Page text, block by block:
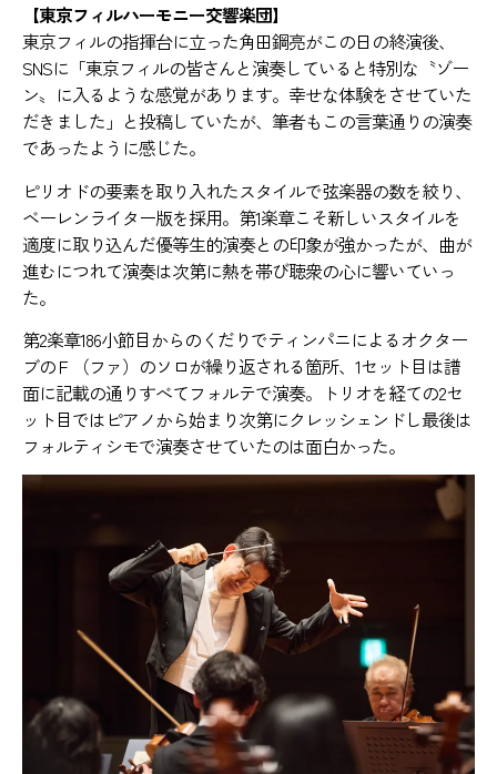
【東京フィルハーモニー交響楽団】
東京フィルの指揮台に立った角田鋼亮がこの日の終演後、
SNSに「東京フィルの皆さんと演奏していると特別な〝ゾー
ン〟に入るような感覚があります。幸せな体験をさせていた
だきました」と投稿していたが、筆者もこの言葉通りの演奏
であったように感じた。
ピリオドの要素を取り入れたスタイルで弦楽器の数を絞り、
ベーレンライター版を採用。第1楽章こそ新しいスタイルを
適度に取り込んだ優等生的演奏との印象が強かったが、曲が
進むにつれて演奏は次第に熱を帯び聴衆の心に響いていっ
た。
第2楽章186小節目からのくだりでティンパニによるオクター
ブのＦ（ファ）のソロが繰り返される箇所、1セット目は譜
面に記載の通りすべてフォルテで演奏。トリオを経ての2セ
ット目ではピアノから始まり次第にクレッシェンドし最後は
フォルティシモで演奏させていたのは面白かった。